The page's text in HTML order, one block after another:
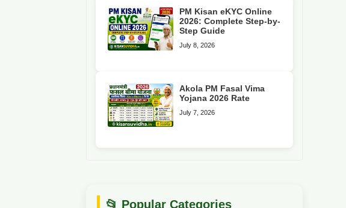
PM Kisan eKYC Online
2026: Complete Step-by-
Step Guide
July 8, 2026
Akola PM Fasal Vima
Yojana 2026 Rate
July 7, 2026
📂 Popular Categories